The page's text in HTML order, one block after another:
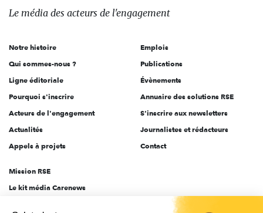
des
l'engagement
Le média des acteurs de l'engagement
Notre histoire
Qui sommes-nous ?
Ligne éditoriale
Pourquoi s'inscrire
Acteurs de l'engagement
Actualités
Appels à projets
Emplois
Publications
Évènements
Annuaire des solutions RSE
S'inscrire aux newsletters
Journalistes et rédacteurs
Contact
Mission RSE
Le kit média Carenews